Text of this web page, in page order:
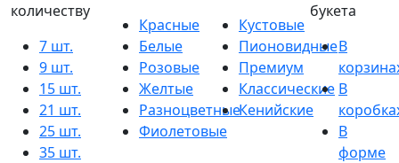
количеству
7 шт.
9 шт.
15 шт.
21 шт.
25 шт.
35 шт.
Красные
Белые
Розовые
Желтые
Разноцветные
Фиолетовые
Кустовые
Пионовидные
Премиум
Классические
Кенийские
букета
В
В
В
форме